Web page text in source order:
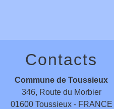
Contacts
Commune de Toussieux
346, Route du Morbier
01600 Toussieux - FRANCE